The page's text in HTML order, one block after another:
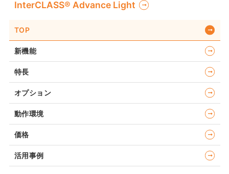
InterCLASS®︎ Advance Light
TOP
新機能
特長
オプション
動作環境
価格
活用事例